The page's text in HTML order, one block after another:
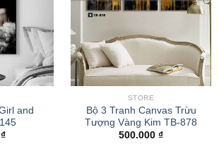
and
₫
STORE
Bộ 3 Tranh Canvas Trừu
Tượng Vàng Kim TB-878
500.000 ₫